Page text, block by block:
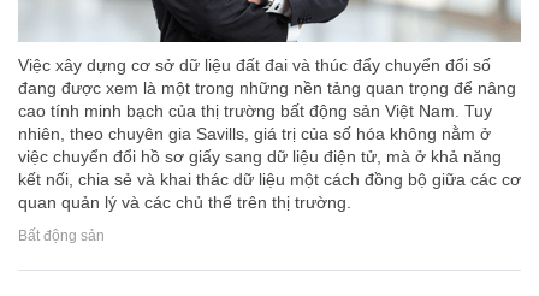
Việc xây dựng cơ sở dữ liệu đất đai và thúc đẩy chuyển đổi số
đang được xem là một trong những nền tảng quan trọng để nâng
cao tính minh bạch của thị trường bất động sản Việt Nam. Tuy
nhiên, theo chuyên gia Savills, giá trị của số hóa không nằm ở
việc chuyển đổi hồ sơ giấy sang dữ liệu điện tử, mà ở khả năng
kết nối, chia sẻ và khai thác dữ liệu một cách đồng bộ giữa các cơ
quan quản lý và các chủ thể trên thị trường.
Bất động sản